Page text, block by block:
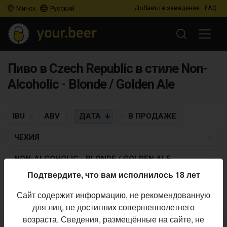
Минск Русский Добавьте заведение FAQ
Пиво в Czech Republic в стиле Non-
Alcoholic - Blonde / Golden Ale
IBU ABV ДАТА В ПРОДАЖЕ
ЧЕХИЯ
NON-ALCOHOLIC - BLONDE / GOLDEN ALE
Пиво по заданным критериям не найдено
Подтвердите, что вам исполнилось 18 лет
Сайт содержит информацию, не рекомендованную
для лиц, не достигших совершеннолетнего
возраста. Сведения, размещённые на сайте, не